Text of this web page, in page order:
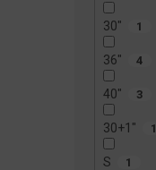
30" 1
36" 4
40" 3
30+1" 1
S 1